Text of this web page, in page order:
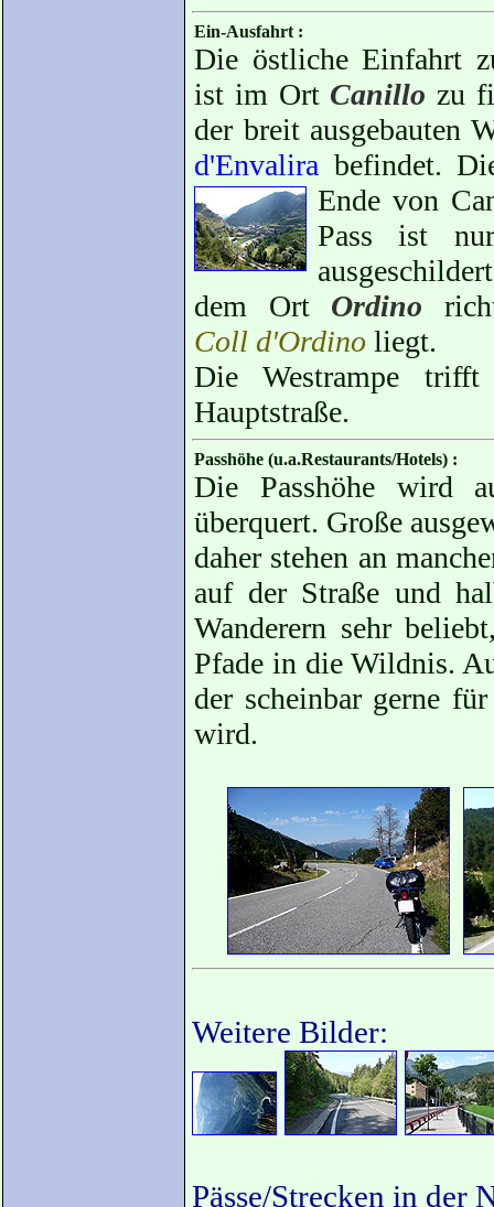
Ein-Ausfahrt :
Die östliche Einfahrt
ist im Ort Canillo zu
der breit ausgebauten
d'Envalira befindet.
Ende von
Pass ist
dem Ort Ordino
Coll d'Ordino liegt.
Die Westrampe
Hauptstraße.
Passhöhe (u.a.Restaurants/Hotels) :
Die Passhöhe wird
überquert. Große
daher stehen an
auf der Straße und
Wanderern sehr
Pfade in die Wildnis.
der scheinbar gerne
wird.
Weitere Bilder:
Pässe/Strecken in der